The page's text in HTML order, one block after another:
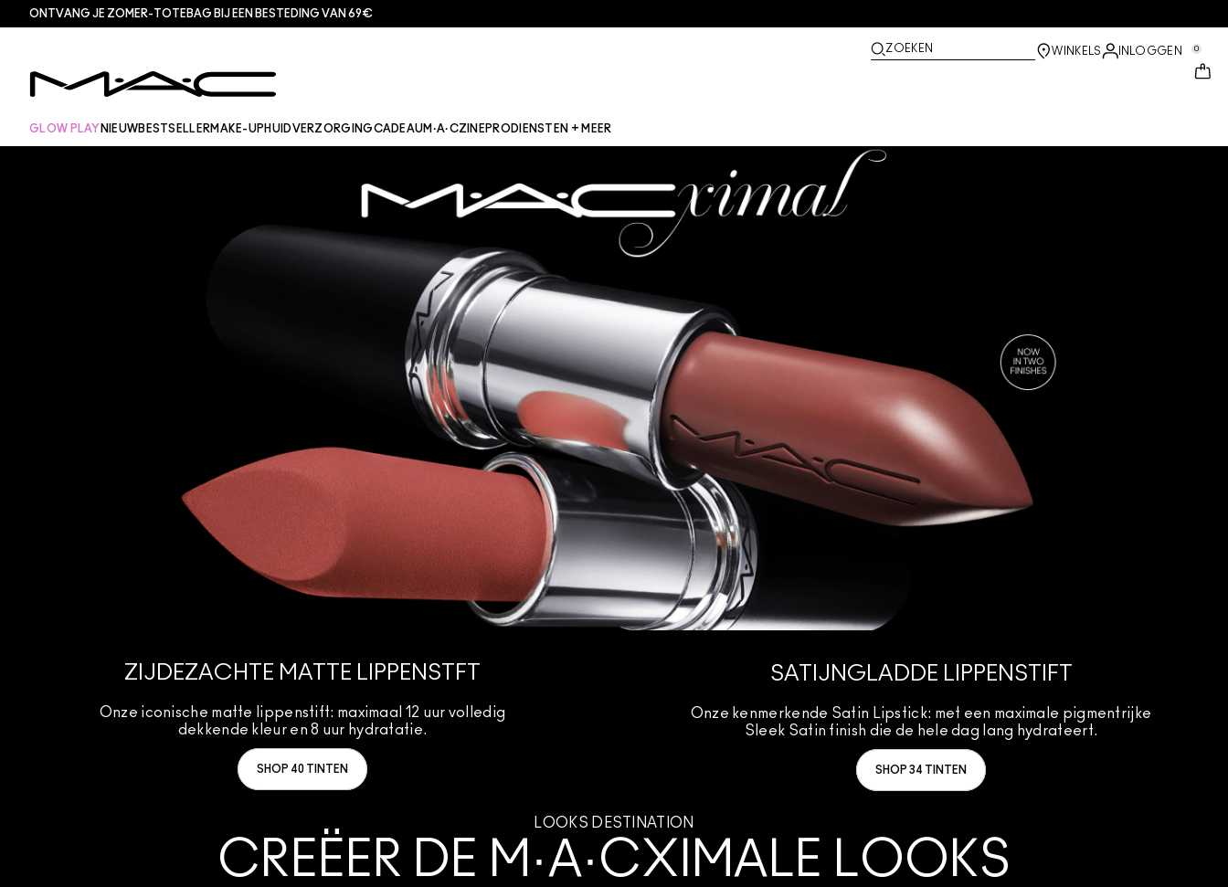
ONTVANG JE ZOMER-TOTEBAG BIJ EEN BESTEDING VAN 69€
ZOEKEN WINKELS INLOGGEN 0
GLOW PLAY NIEUWBESTSELLER MAKE-UP HUIDVERZORGINGCADEAUM·A·CZINE PRO DIENSTEN + MEER
ZIJDEZACHTE MATTE LIPPENSTFT
Onze iconische matte lippenstift: maximaal 12 uur volledig
dekkende kleur en 8 uur hydratatie.
SHOP 40 TINTEN
SATIJNGLADDE LIPPENSTIFT
Onze kenmerkende Satin Lipstick: met een maximale pigmentrijke
Sleek Satin finish die de hele dag lang hydrateert.
SHOP 34 TINTEN
LOOKS DESTINATION
CREËER DE M·A·CXIMALE LOOKS